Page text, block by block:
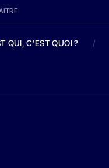
QUI, C'EST QUOI ? /